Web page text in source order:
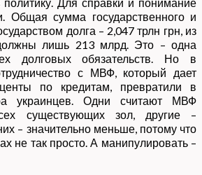
Общая сумма государственного и
долга – 2,047 трлн грн, из
лишь 213 млрд. Это – одна
долговых обязательств. Но в
с МВФ, который дает
по кредитам, превратили в
украинцев. Одни считают МВФ
существующих зол, другие –
– значительно меньше, потому что
не так просто. А манипулировать –